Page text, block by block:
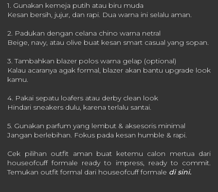
1. Gunakan kemeja putih atau biru muda
Kesan bersih, jujur, dan rapi. Dua warna ini selalu aman.
2. Padukan dengan celana chino warna netral
Beige, navy, atau olive buat kesan smart casual yang sopan.
3. Tambahkan blazer polos warna gelap (optional)
Kalau acaranya agak formal, blazer akan bantu upgrade look
kamu.
4. Pakai sepatu loafers atau derby clean look
Hindari sneakers dulu, karena terlalu santai.
5. Gunakan parfum yang lembut & aksesoris minimal
Jangan berlebihan. Fokus pada kesan humble & rapi.
Cek pilihan outfit aman buat ketemu calon mertua dari
houseofcuff formale ready to impress, ready to commit.
Temukan outfit formal dari houseofcuff formale di sini.